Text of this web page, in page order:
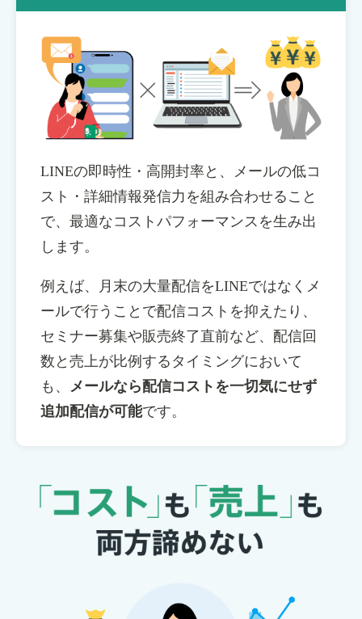
LINEの即時性・高開封率と、メールの低コ
スト・詳細情報発信力を組み合わせること
で、最適なコストパフォーマンスを生み出
します。
例えば、月末の大量配信をLINEではなくメ
ールで行うことで配信コストを抑えたり、
セミナー募集や販売終了直前など、配信回
数と売上が比例するタイミングにおいて
も、
メールなら配信コストを一切気にせず
追加配信が可能です。